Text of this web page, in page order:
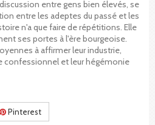
entre gens bien élevés, se
entre les adeptes du passé et les
n'a que faire de répétitions. Elle
ses portes à l'ère bourgeoise.
à affirmer leur industrie,
confessionnel et leur hégémonie
Pinterest